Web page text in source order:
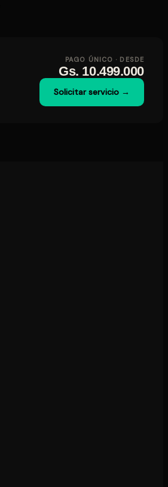
PAGO ÚNICO · DESDE
Gs. 10.499.000
Solicitar servicio →